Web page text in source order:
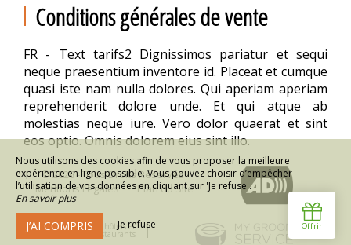
Conditions générales de vente
FR - Text tarifs2 Dignissimos pariatur et sequi
neque praesentium inventore id. Placeat et cumque
quasi iste nam nulla dolores. Qui aperiam aperiam
reprehenderit dolore unde. Et qui atque ab
molestias neque iure. Vero dolor quaerat et sint
eos optio. Omnis dolorem eius sint illo.
© 2026 - Tous Droits Réservés
Mentions Légales
Plan du Site
Sites internet pour hôtels et
restaurants
Nous utilisons des cookies afin de vous proposer la meilleure
expérience en ligne possible. Vous pouvez choisir d’empêcher
l’utilisation de vos données en cliquant sur 'Je refuse'.
En savoir plus
J’AI COMPRIS Je refuse